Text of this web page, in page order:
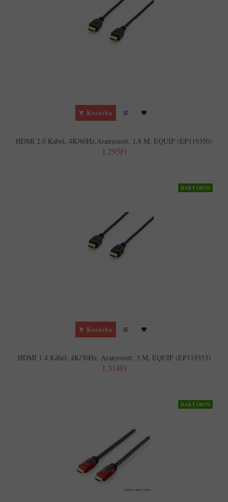
Kosárba
HDMI 2.0 Kábel, 4K/60Hz,aranyozott, 1,8 M, EQUIP (EP119350)
1,295Ft
RAKTÁRON
Kosárba
HDMI 1.4 Kábel, 4K/30Hz, Aranyozott, 3 M, EQUIP (EP119353)
1,314Ft
RAKTÁRON